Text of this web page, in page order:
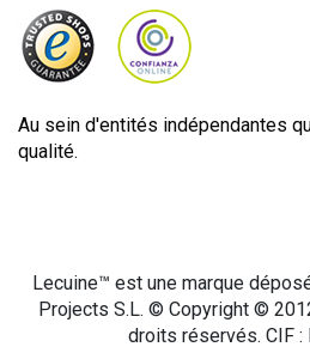
Au sein d'entités indépendantes
qualité.
Lecuine™ est une marque
Projects S.L. © Copyright ©
droits réservés. CIF :